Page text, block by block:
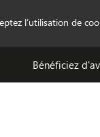
l’utilisation de
Bénéficiez